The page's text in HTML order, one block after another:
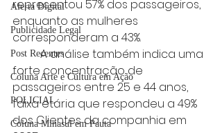
Alerta Digital
Publicidade Legal
Post Recentes
Coluna Arte e Cultura em Ação
POLICIAL
Coluna Minasul em Pauta
representou 57% dos passageiros,
enquanto as mulheres
corresponderam a 43%.
	A análise também indica uma
forte concentração de
passageiros entre 25 e 44 anos,
faixa etária que respondeu a 49%
dos Clientes da companhia em